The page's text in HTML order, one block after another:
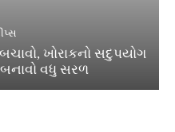
ખોરાકનો સદુપયોગ
વધુ સરળ